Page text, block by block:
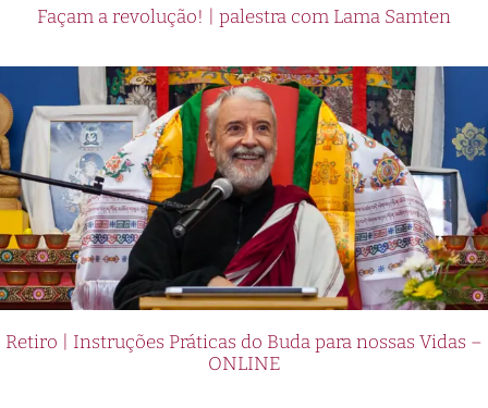
Façam a revolução! | palestra com Lama Samten
Retiro | Instruções Práticas do Buda para nossas Vidas –
ONLINE